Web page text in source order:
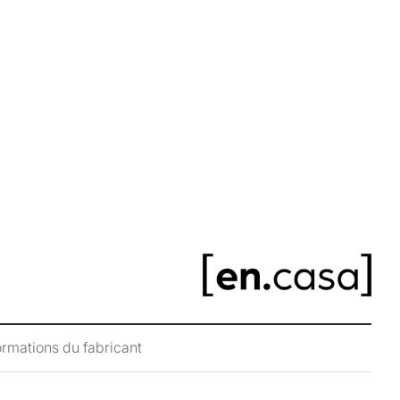
:
du fabricant